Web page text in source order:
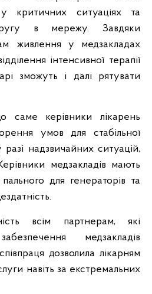
у критичних ситуаціях та
в мережу. Завдяки
живлення у медзакладах
інтенсивної терапії
зможуть і далі рятувати
саме керівники лікарень
умов для стабільної
надзвичайних ситуацій,
медзакладів мають
для генераторів та
всім партнерам, які
медзакладів
дозволила лікарням
навіть за екстремальних